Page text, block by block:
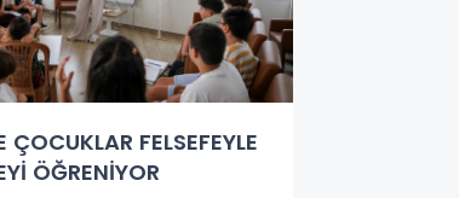
ÇOCUKLAR FELSEFEYLE
ÖĞRENİYOR